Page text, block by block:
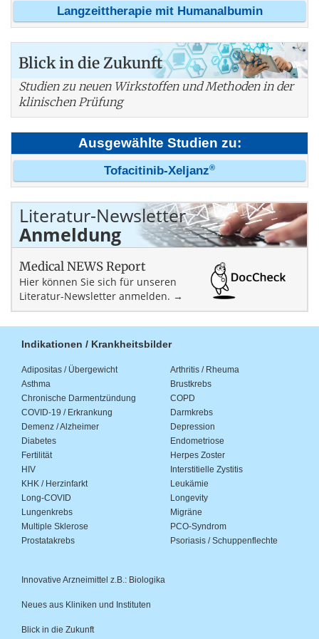
Langzeittherapie mit Humanalbumin
Blick in die Zukunft
Studien zu neuen Wirkstoffen und Methoden in der
klinischen Prüfung
Ausgewählte Studien zu:
Tofacitinib-Xeljanz®
Literatur-Newsletter
Anmeldung
Medical NEWS Report
Hier können Sie sich für unseren
Literatur-Newsletter anmelden. →
Indikationen / Krankheitsbilder
Adipositas / Übergewicht
Arthritis / Rheuma
Asthma
Brustkrebs
Chronische Darmentzündung
COPD
COVID-19 / Erkrankung
Darmkrebs
Demenz / Alzheimer
Depression
Diabetes
Endometriose
Fertilität
Herpes Zoster
HIV
Interstitielle Zystitis
KHK / Herzinfarkt
Leukämie
Long-COVID
Longevity
Lungenkrebs
Migräne
Multiple Sklerose
PCO-Syndrom
Prostatakrebs
Psoriasis / Schuppenflechte
Innovative Arzneimittel z.B.: Biologika
Neues aus Kliniken und Instituten
Blick in die Zukunft